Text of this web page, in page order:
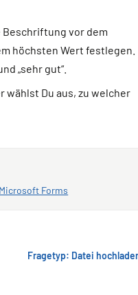
Beschriftung vor dem
höchsten Wert festlegen.
„sehr gut“.
wählst Du aus, zu welcher
Forms
Fragetyp: Datei